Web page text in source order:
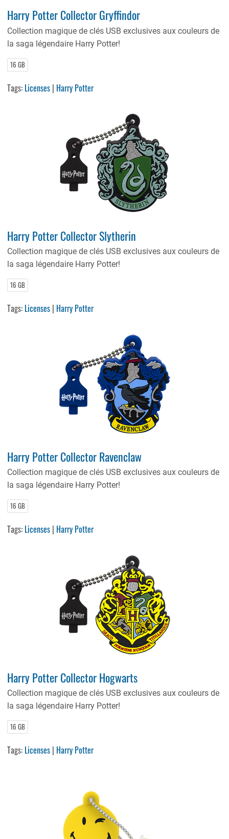
Harry Potter Collector Gryffindor
Collection magique de clés USB exclusives aux couleurs de
la saga légendaire Harry Potter!
16 GB
Tags: Licenses | Harry Potter
Harry Potter Collector Slytherin
Collection magique de clés USB exclusives aux couleurs de
la saga légendaire Harry Potter!
16 GB
Tags: Licenses | Harry Potter
Harry Potter Collector Ravenclaw
Collection magique de clés USB exclusives aux couleurs de
la saga légendaire Harry Potter!
16 GB
Tags: Licenses | Harry Potter
Harry Potter Collector Hogwarts
Collection magique de clés USB exclusives aux couleurs de
la saga légendaire Harry Potter!
16 GB
Tags: Licenses | Harry Potter